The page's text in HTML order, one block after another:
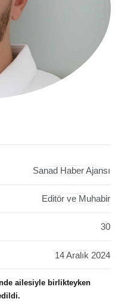
Sanad Haber Ajansı
Editör ve Muhabir
30
14 Aralık 2024
ailesiyle birlikteyken